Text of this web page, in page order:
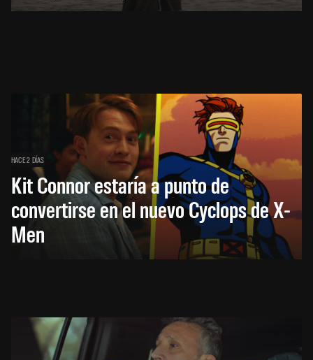
HACE 2 DÍAS
Kit Connor estaría a punto de
convertirse en el nuevo Cyclops de X-
Men